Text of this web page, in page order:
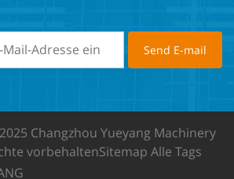
Changzhou Yueyang Machinery
vorbehaltenSitemap Alle Tags